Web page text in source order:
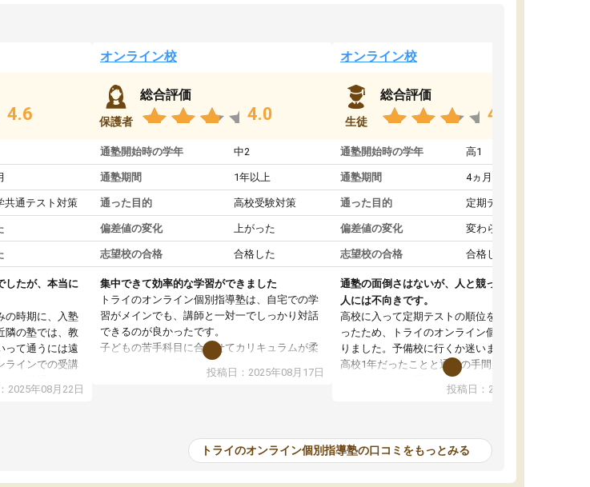
4.6
共通テスト対策
したが、本当に
の時期に、入塾
隣の塾では、教
って通うには遠
ラインでの受講
た。共通テスト
らないところを
2025年08月22日
オンライン校
保護者
総合評価
4.0
通塾開始時の学年 中2
通塾期間 1年以上
通った目的 高校受験対策
偏差値の変化 上がった
志望校の合格 合格した
集中できて効率的な学習ができました
トライのオンライン個別指導塾は、自宅での学
習がメインでも、講師と一対一でしっかり対話
できるのが良かったです。
子どもの苦手科目に合わせてカリキュラムが柔
軟に組まれて、理解度に応じて進み方を調整し
感しているようでした。
料金はやや高めではありますが、質の良い指導
投稿日：2025年08月17日
オンライン校
生徒
総合評価
4.0
通塾開始時の学年 高1
通塾期間 4ヵ月～1年未満
通った目的 定期テスト対策
偏差値の変化 変わらなかった
志望校の合格 合格した
通塾の面倒さはないが、人と競って勉強したい
人には不向きです。
高校に入って定期テストの順位を下げたくなか
ったため、トライのオンライン個別指導塾に入
りました。予備校に行くか迷いましたが、まだ
高校1年だったことと通塾の手間が面倒だったの
でオンラインを選択しました。こちらの塾では
定期テストの内容に合わせて宿題を出してもら
かったのですが、自分以外の人がどのくらい同
じ勉強を理解しているのかが分からず、その点
投稿日：2025年08月09日
トライのオンライン個別指導塾の口コミをもっとみる